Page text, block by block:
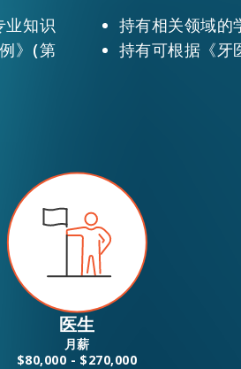
繁
业知识
》(第
持有相关领域的
持有可根据《牙
医生
月薪
$80,000 - $270,000